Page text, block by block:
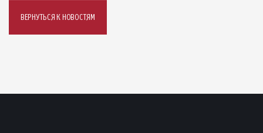
ВЕРНУТЬСЯ К НОВОСТЯМ